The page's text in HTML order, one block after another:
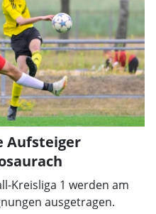
Aufsteiger
Kreisliga 1 werden am
ausgetragen.